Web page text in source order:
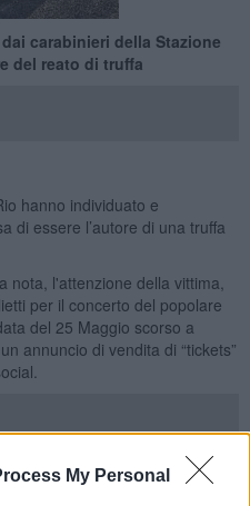
My Personal
carabinieri della Stazione
del reato di truffa
hanno individuato e
di essere l’autore di una truffa
nota, l'attenzione della vittima,
per il concerto del popolare
del 25 Maggio scorso a
annuncio di vendita di “tickets”
cui il sedicente venditore ha
risultati poi falsi, per